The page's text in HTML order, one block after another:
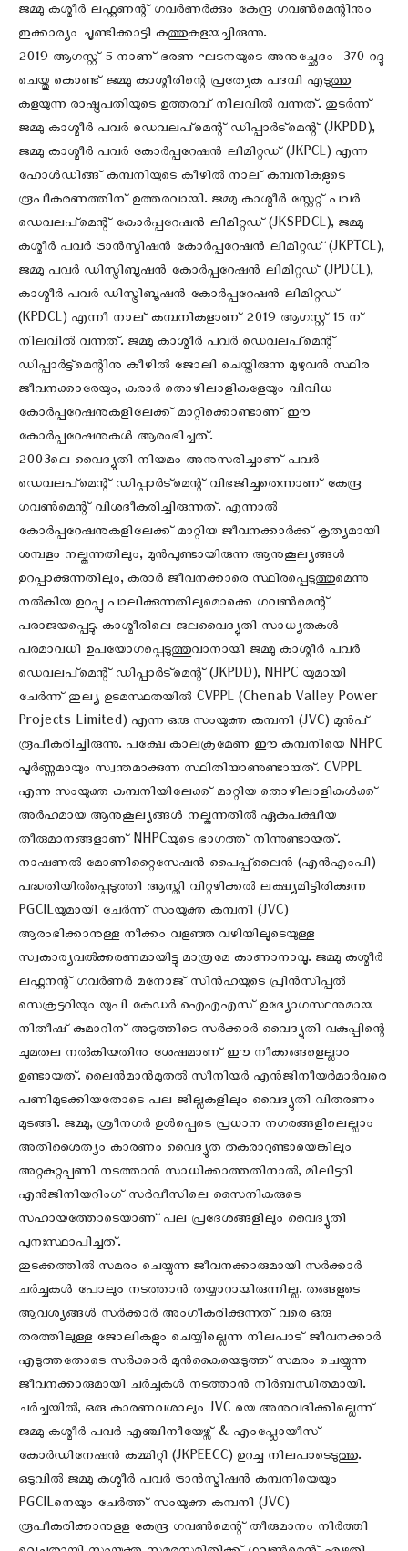
ജമ്മു കശ്മീര്‍ ലഫ്റ്റണന്റ് ഗവര്‍ണര്‍ക്കും കേന്ദ്ര ഗവൺമെന്റിനും
ഇക്കാര്യം ചൂണ്ടിക്കാട്ടി കത്തുകളയച്ചിരുന്നു.
2019 ആഗസ്റ്റ് 5 നാണ് ഭരണ ഘടനയുടെ അനുച്ഛേദം ‍ 370 റദ്ദു
ചെയ്തു കൊണ്ട് ജമ്മു കാശ്മീരിന്റെ പ്രത്യേക പദവി എടുത്തു
കളയുന്ന രാഷ്ട്രപതിയുടെ ഉത്തരവ് നിലവില്‍ വന്നത്. തുടര്‍ന്ന്
ജമ്മു കാശ്മീർ പവര്‍ ഡെവലപ്മെന്റ് ഡിപ്പാര്‍ട്മെന്റ് (JKPDD),
ജമ്മു കാശ്മീർ പവര്‍ കോര്‍പ്പറേഷന്‍ ലിമിറ്റഡ് (JKPCL) എന്ന
ഹോള്‍ഡിങ്ങ് കമ്പനിയുടെ കീഴില്‍ നാല് കമ്പനികളുടെ
രൂപീകരണത്തിന് ഉത്തരവായി. ജമ്മു കാശ്മീർ സ്റ്റേറ്റ് പവര്‍
ഡെവലപ്മെന്റ് കോര്‍പ്പറേഷന്‍ ലിമിറ്റഡ് (JKSPDCL), ജമ്മു
കശ്മീർ പവര്‍ ട്രാന്‍സ്മിഷന്‍ കോര്‍പ്പറേഷന്‍ ലിമിറ്റഡ് (JKPTCL),
ജമ്മു പവര്‍ ഡിസ്ട്രിബൂഷന്‍ കോര്‍പ്പറേഷന്‍ ലിമിറ്റഡ് (JPDCL),
കാശ്മീർ പവര്‍ ഡിസ്ട്രിബൂഷന്‍ കോര്‍പ്പറേഷന്‍ ലിമിറ്റഡ്
(KPDCL) എന്നീ നാല് കമ്പനികളാണ് 2019 ആഗസ്റ്റ് 15 ന്
നിലവില്‍ വന്നത്. ജമ്മു കാശ്മീർ പവര്‍ ഡെവലപ്മെന്റ്
ഡിപ്പാർട്ട്‌മെന്റിനു കീഴില്‍ ജോലി ചെയ്തിരുന്ന മുഴുവന്‍ സ്ഥിര
ജീവനക്കാരേയും, കരാര്‍ തൊഴിലാളികളേയും വിവിധ
കോര്‍പ്പറേഷനുകളിലേക്ക് മാറ്റിക്കൊണ്ടാണ് ഈ
കോര്‍പ്പറേഷനുകള്‍ ആരംഭിച്ചത്.
2003ലെ വൈദ്യുതി നിയമം അനുസരിച്ചാണ് പവര്‍
ഡെവലപ്മെന്റ് ഡിപ്പാര്‍ട്മെന്റ് വിഭജിച്ചതെന്നാണ് കേന്ദ്ര
ഗവൺമെന്റ് വിശദീകരിച്ചിരുന്നത്. എന്നാല്‍
കോര്‍പ്പറേഷനുകളിലേക്ക് മാറ്റിയ ജീവനക്കാര്‍ക്ക് കൃത്യമായി
ശമ്പളം നല്കുന്നതിലും, മുന്‍പുണ്ടായിരുന്ന ആനുകൂല്യങ്ങള്‍
ഉറപ്പാക്കുന്നതിലും, കരാര്‍ ജീവനക്കാരെ സ്ഥിരപ്പെടുത്തുമെന്നു
നല്‍കിയ ഉറപ്പു പാലിക്കുന്നതിലുമൊക്കെ ഗവൺമെന്റ്
പരാജയപ്പെട്ടു. കാശ്മീരിലെ ജലവൈദ്യുതി സാധ്യതകള്‍
പരമാവധി ഉപയോഗപ്പെടുത്തുവാനായി ജമ്മു കാശ്മീർ പവര്‍
ഡെവലപ്മെന്റ് ഡിപ്പാര്‍ട്മെന്റ് (JKPDD), NHPC യുമായി
ചേര്‍ന്ന് തുല്യ ഉടമസ്ഥതയില്‍ CVPPL (Chenab Valley Power
Projects Limited) എന്ന ഒരു സംയുക്ത കമ്പനി (JVC) മുന്‍പ്
രൂപീകരിച്ചിരുന്നു. പക്ഷേ കാലക്രമേണ ഈ കമ്പനിയെ NHPC
പൂര്‍ണ്ണമായും സ്വന്തമാക്കുന്ന സ്ഥിതിയാണുണ്ടായത്. CVPPL
എന്ന സംയുക്ത കമ്പനിയിലേക്ക് മാറ്റിയ തൊഴിലാളികള്‍ക്ക്
അര്‍ഹമായ ആനുകൂല്യങ്ങള്‍ നല്കുന്നതില്‍ ഏകപക്ഷീയ
തീരുമാനങ്ങളാണ് NHPCയുടെ ഭാഗത്ത് നിന്നുണ്ടായത്.
നാഷണല്‍ മോണിറ്റൈസേഷന്‍ പൈപ്പ്‌ലൈന്‍ (എൻഎംപി)
പദ്ധതിയില്‍പ്പെടുത്തി ആസ്തി വിറ്റഴിക്കല്‍‍ ലക്ഷ്യമിട്ടിരിക്കുന്ന
PGCILയുമായി ചേര്‍ന്ന് സംയുക്ത കമ്പനി (JVC)
ആരംഭിക്കാനുള്ള നീക്കം വളഞ്ഞ വഴിയിലൂടെയുള്ള
സ്വകാര്യവല്‍ക്കരണമായിട്ടു മാത്രമേ കാണാനാവൂ. ജമ്മു കശ്മീർ
ലഫ്റ്റനന്റ് ഗവർണർ മനോജ് സിൻഹയുടെ പ്രിൻസിപ്പൽ
സെക്രട്ടറിയും യുപി കേഡർ ഐഎഎസ് ഉദ്യോഗസ്ഥനുമായ
നിതീഷ് കുമാറിന് അടുത്തിടെ സർക്കാർ വൈദ്യുതി വകുപ്പിന്റെ
ചുമതല നല്‍കിയതിനു ശേഷമാണ് ഈ നീക്കങ്ങളെല്ലാം
ഉണ്ടായത്. ലൈൻമാൻമുതൽ സീനിയർ എൻജിനീയർമാർവരെ
പണിമുടക്കിയതോടെ പല ജില്ലകളിലും വൈദ്യുതി വിതരണം
മുടങ്ങി. ജമ്മു, ശ്രീനഗർ ഉൾപ്പെടെ പ്രധാന ന​ഗരങ്ങളിലെല്ലാം
അതിശൈത്യം കാരണം വൈദ്യുത തകരാറുണ്ടായെങ്കിലും
അറ്റകുറ്റപ്പണി നടത്താന്‍ സാധിക്കാത്തതിനാല്‍, മിലിട്ടറി
എൻജിനിയറിംഗ് സർവീസിലെ സൈനികരുടെ
സഹായത്തോടെയാണ് പല പ്രദേശങ്ങളിലും വൈദ്യുതി
പുനഃസ്ഥാപിച്ചത്.
തുടക്കത്തില്‍ സമരം ചെയ്യുന്ന ജീവനക്കാരുമായി സര്‍ക്കാര്‍
ചര്‍ച്ചകള്‍ പോലും നടത്താന്‍ തയ്യാറായിരുന്നില്ല. തങ്ങളുടെ
ആവശ്യങ്ങള്‍ സര്‍ക്കാര്‍ അംഗീകരിക്കുന്നത് വരെ ഒരു
തരത്തിലുള്ള ജോലികളും ചെയ്യില്ലെന്ന നിലപാട് ജീവനക്കാര്‍
എടുത്തതോടെ സര്‍ക്കാര്‍ മുന്‍കൈയെടുത്ത് സമരം ചെയ്യുന്ന
ജീവനക്കാരുമായി ചര്‍ച്ചകള്‍ നടത്താന്‍ നിര്‍ബന്ധിതമായി.
ചര്‍ച്ചയില്‍, ഒരു കാരണവശാലും JVC യെ അനുവദിക്കില്ലെന്ന്
ജമ്മു കശ്മീർ പവർ എഞ്ചിനീയേഴ്സ് & എംപ്ലോയീസ്
കോർഡിനേഷൻ കമ്മിറ്റി (JKPEECC) ഉറച്ച നിലപാടെടുത്തു.
ഒടുവില്‍ ജമ്മു കശ്മീർ പവർ ട്രാൻസ്മിഷൻ കമ്പനിയെയും
PGCILനെയും ചേർത്ത് സംയുക്ത കമ്പനി (JVC)
രൂപീകരിക്കാനുളള കേന്ദ്ര ഗവൺമെന്റ് തീരുമാനം നിർത്തി